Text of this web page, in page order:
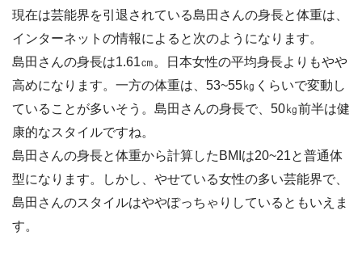
現在は芸能界を引退されている島田さんの身長と体重は、
インターネットの情報によると次のようになります。
島田さんの身長は1.61㎝。日本女性の平均身長よりもやや
高めになります。一方の体重は、53~55㎏くらいで変動し
ていることが多いそう。島田さんの身長で、50㎏前半は健
康的なスタイルですね。
島田さんの身長と体重から計算したBMIは20~21と普通体
型になります。しかし、やせている女性の多い芸能界で、
島田さんのスタイルはややぽっちゃりしているともいえま
す。